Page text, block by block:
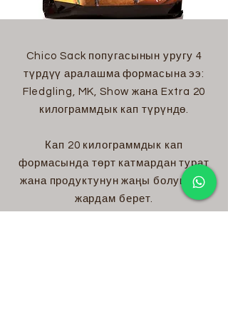
Chico Sack попугасынын уругу 4
түрдүү аралашма формасына ээ:
Fledgling, MK, Show жана Extra 20
килограммдык кап түрүндө.
Кап 20 килограммдык кап
формасында төрт катмардан турат
жана продуктунун жаңы болушуна
жардам берет.